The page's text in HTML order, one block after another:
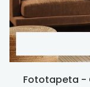
Fototapeta -